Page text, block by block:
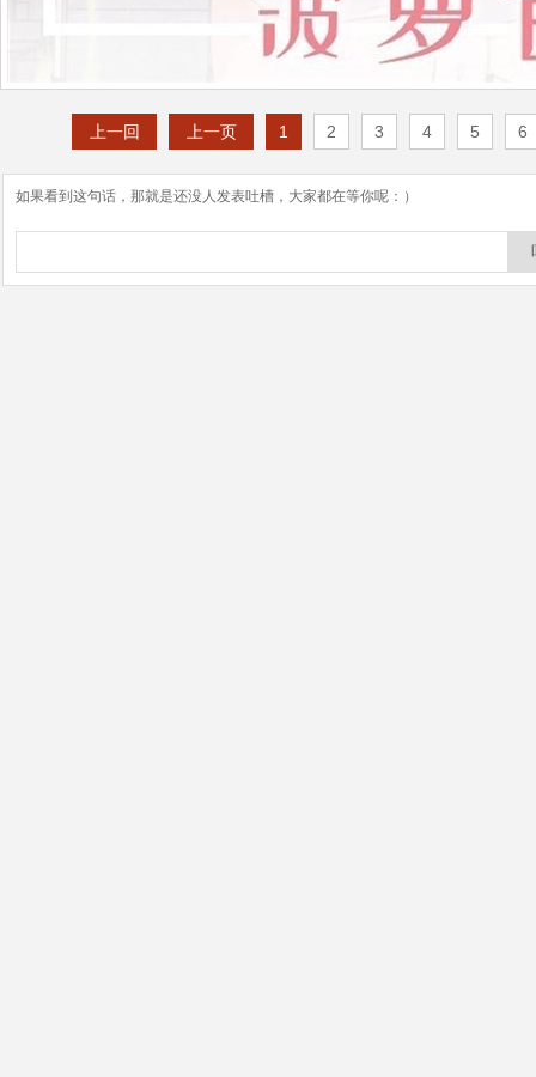
上一回 上一页 1 2 3 4 5 6
如果看到这句话，那就是还没人发表吐槽，大家都在等你呢：）